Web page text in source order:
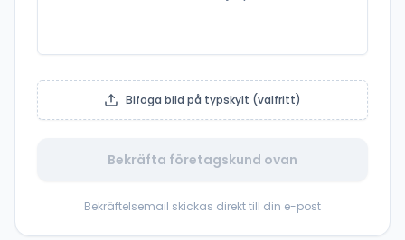
Bifoga bild på typskylt (valfritt)
Bekräfta företagskund ovan
Bekräftelsemail skickas direkt till din e-post